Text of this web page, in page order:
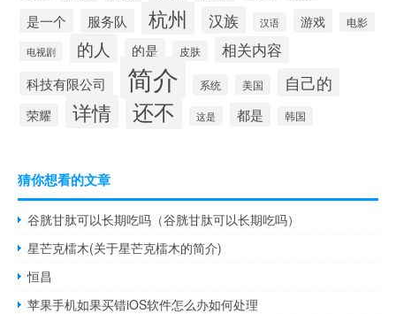
是一个 服务队 杭州 汉族 汉语 游戏 电影
电视剧 的人 的是 皮肤 相关内容
科技有限公司 简介 系统 美国 自己的
荣耀 详情 还不 这是 都是 韩国
猜你想看的文章
谷胱甘肽可以长期吃吗（谷胱甘肽可以长期吃吗）
星芒克檑木(关于星芒克檑木的简介)
恒昌
苹果手机如果买错iOS软件怎么办如何处理